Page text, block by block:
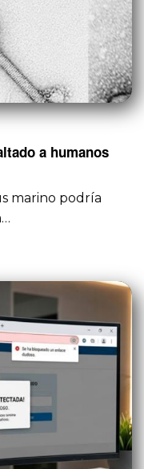
a humanos
marino podría